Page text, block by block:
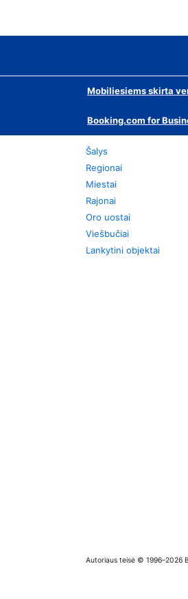
Mobiliesiems skirta
Booking.com for
Šalys
Regionai
Miestai
Rajonai
Oro uostai
Viešbučiai
Lankytini objektai
Autoriaus teisė © 1996–2026